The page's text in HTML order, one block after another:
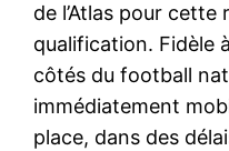
de l’Atlas pour cette
qualification. Fidèle
côtés du football
immédiatement
place, dans des